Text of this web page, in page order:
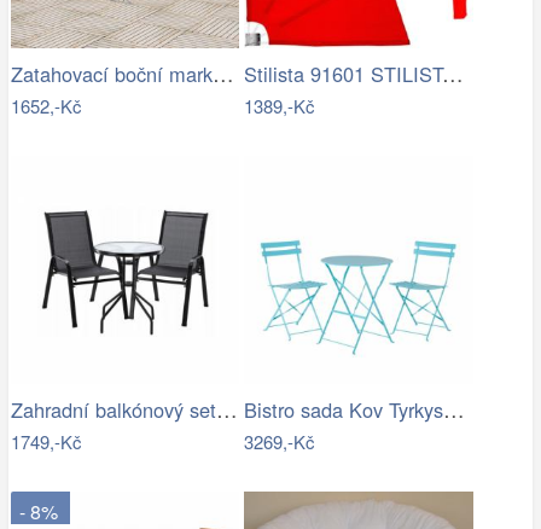
Zatahovací boční markýza 160x300 cm…
1652,-Kč
Stilista 91601 STILISTA 2 dílná…
1389,-Kč
Zahradní balkónový set Stela 3 ks, černá
1749,-Kč
Bistro sada Kov Tyrkysová FIORI
3269,-Kč
- 8%